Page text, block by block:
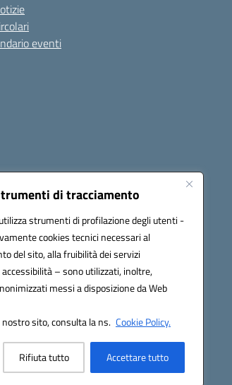
di tracciamento
strumenti di profilazione degli utenti -
cookies tecnici necessari al
del sito, alla fruibilità dei servizi
– sono utilizzati, inoltre,
messi a disposizione da Web
nostro sito, consulta la ns. Cookie Policy.
Rifiuta tutto Accettare tutto
eventi